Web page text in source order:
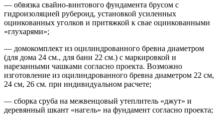
— обвязка свайно-винтового фундамента брусом с
гидроизоляцией рубероид, установкой усиленных
оцинкованных уголков и притяжкой к свае оцинкованными
«глухарями»;
— домокомплект из оцилиндрованного бревна диаметром
(для дома 24 см., для бани 22 см.) с маркировкой и
нарезанными чашками согласно проекта. Возможно
изготовление из оцилиндрованного бревна диаметром 22 см,
24 см, 26 см. при индивидуальном расчете;
— сборка сруба на межвенцовый утеплитель «джут» и
деревянный шкант «нагель» на фундамент согласно проекта;